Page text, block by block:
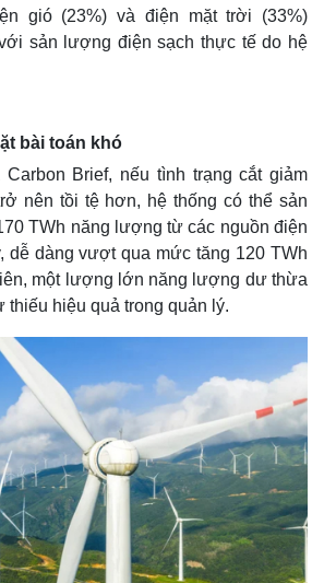
Multimedia
Video
gió (23%) và điện mặt trời (33%)
sản lượng điện sạch thực tế do hệ
bài toán khó
Brief, nếu tình trạng cắt giảm
nên tồi tệ hơn, hệ thống có thể sản
TWh năng lượng từ các nguồn điện
dễ dàng vượt qua mức tăng 120 TWh
một lượng lớn năng lượng dư thừa
thiếu hiệu quả trong quản lý.